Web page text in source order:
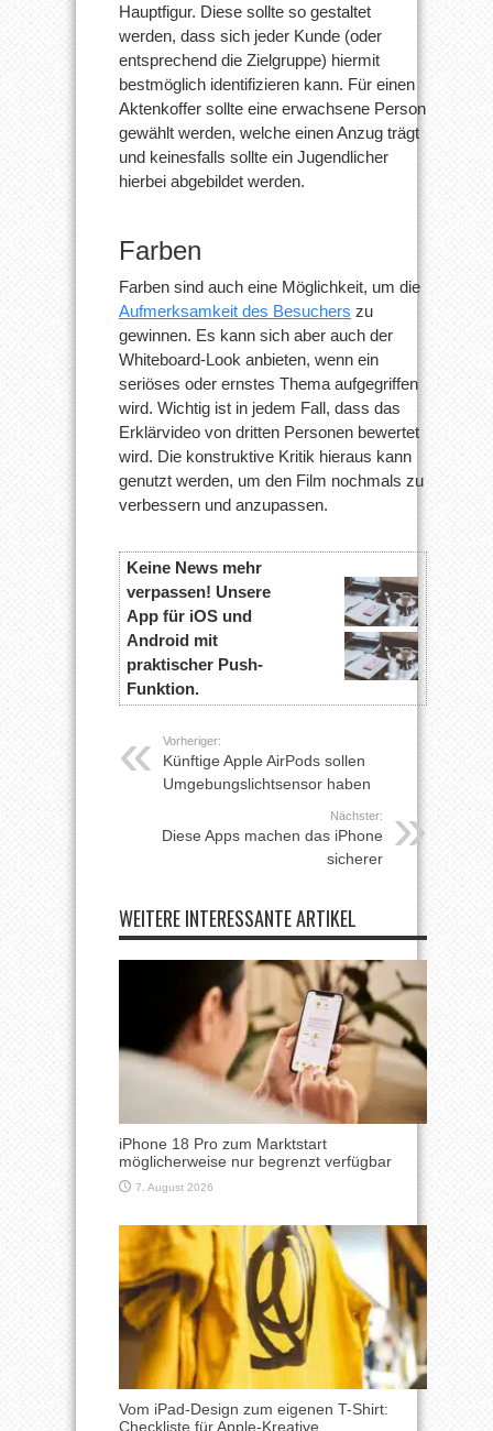
Hauptfigur. Diese sollte so gestaltet
werden, dass sich jeder Kunde (oder
entsprechend die Zielgruppe) hiermit
bestmöglich identifizieren kann. Für einen
Aktenkoffer sollte eine erwachsene Person
gewählt werden, welche einen Anzug trägt
und keinesfalls sollte ein Jugendlicher
hierbei abgebildet werden.
Farben
Farben sind auch eine Möglichkeit, um die
Aufmerksamkeit des Besuchers zu
gewinnen. Es kann sich aber auch der
Whiteboard-Look anbieten, wenn ein
seriöses oder ernstes Thema aufgegriffen
wird. Wichtig ist in jedem Fall, dass das
Erklärvideo von dritten Personen bewertet
wird. Die konstruktive Kritik hieraus kann
genutzt werden, um den Film nochmals zu
verbessern und anzupassen.
Keine News mehr
verpassen! Unsere
App für iOS und
Android mit
praktischer Push-
Funktion.
Vorheriger:
Künftige Apple AirPods sollen
Umgebungslichtsensor haben
Nächster:
Diese Apps machen das iPhone
sicherer
WEITERE INTERESSANTE ARTIKEL
iPhone 18 Pro zum Marktstart
möglicherweise nur begrenzt verfügbar
7. August 2026
Vom iPad-Design zum eigenen T-Shirt:
Checkliste für Apple-Kreative